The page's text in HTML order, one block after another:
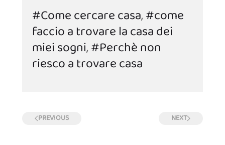
#Come cercare casa,#come
faccio a trovare la casa dei
miei sogni,#Perchè non
riesco a trovare casa
PREVIOUS NEXT